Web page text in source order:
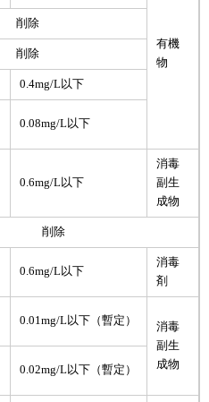
有機
物
削除
削除
0.4mg/L以下
0.08mg/L以下
0.6mg/L以下
消毒
副生
成物
削除
0.6mg/L以下
消毒
剤
0.01mg/L以下（暫定）
消毒
副生
成物
0.02mg/L以下（暫定）